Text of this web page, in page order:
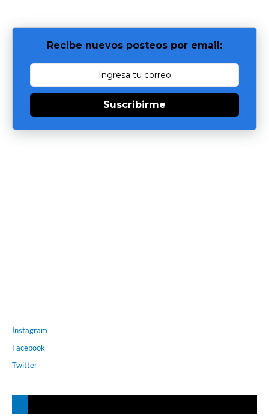
Recibe nuevos posteos por email:
Suscribirme
Instagram
Facebook
Twitter